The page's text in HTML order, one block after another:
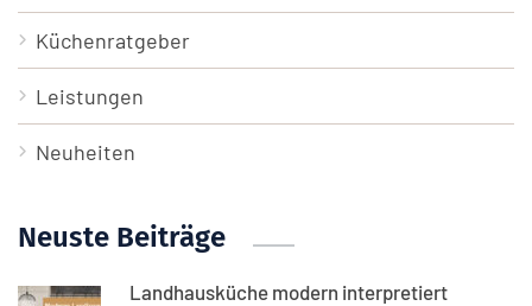
Küchenratgeber
Leistungen
Neuheiten
Neuste Beiträge
Landhausküche modern interpretiert